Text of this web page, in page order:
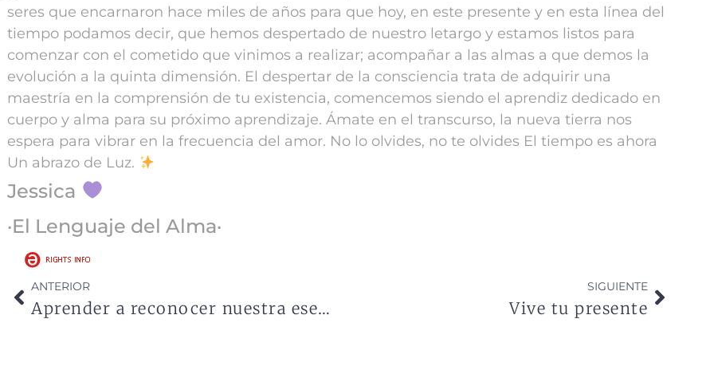
seres que encarnaron hace miles de años para que hoy, en este presente y en esta línea del
tiempo podamos decir, que hemos despertado de nuestro letargo y estamos listos para
comenzar con el cometido que vinimos a realizar; acompañar a las almas a que demos la
evolución a la quinta dimensión. El despertar de la consciencia trata de adquirir una
maestría en la comprensión de tu existencia, comencemos siendo el aprendiz dedicado en
cuerpo y alma para su próximo aprendizaje.Ámate en el transcurso, la nueva tierra nos
espera para vibrar en la frecuencia del amor. No lo olvides, no te olvides El tiempo es ahora
Un abrazo de Luz.
Jessica
·El Lenguaje del Alma·
ANTERIOR
Aprender a reconocer nuestra esencia
SIGUIENTE
Vive tu presente